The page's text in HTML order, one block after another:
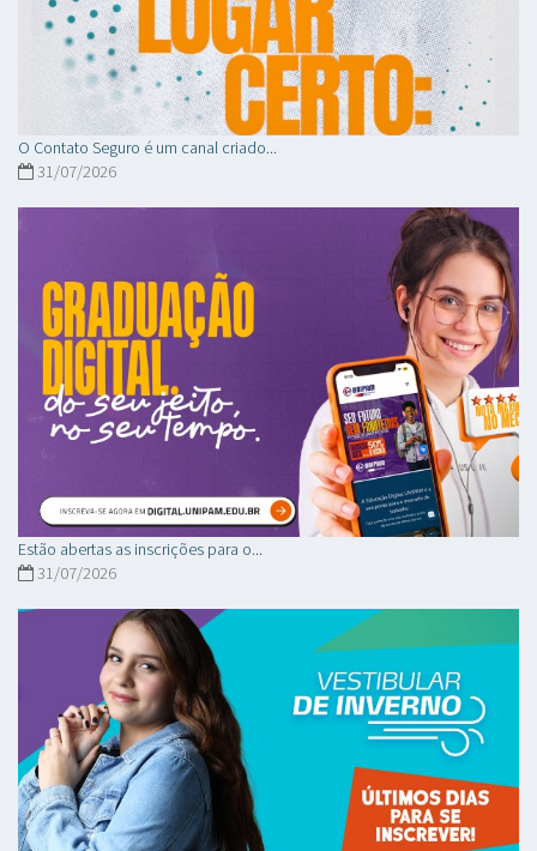
O Contato Seguro é um canal criado...
31/07/2026
Estão abertas as inscrições para o...
31/07/2026